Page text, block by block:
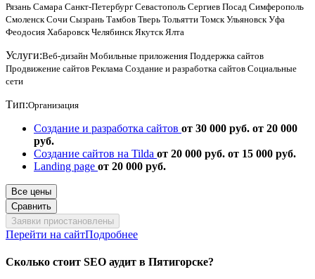
Рязань Самара Санкт-Петербург Севастополь Сергиев Посад Симферополь
Смоленск Сочи Сызрань Тамбов Тверь Тольятти Томск Ульяновск Уфа
Феодосия Хабаровск Челябинск Якутск Ялта
Услуги:Веб-дизайн Мобильные приложения Поддержка сайтов
Продвижение сайтов Реклама Создание и разработка сайтов Социальные
сети
Тип:Организация
Создание и разработка сайтов от 30 000 руб. от 20 000
руб.
Создание сайтов на Tilda от 20 000 руб. от 15 000 руб.
Landing page от 20 000 руб.
Все цены
Сравнить
Заявки приостановлены
Перейти на сайтПодробнее
Сколько стоит SEO аудит в Пятигорске?